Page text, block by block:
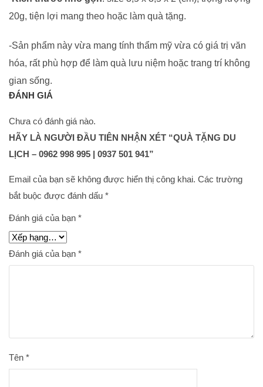
20g, tiện lợi mang theo hoặc làm quà tặng.
-Sản phẩm này vừa mang tính thẩm mỹ vừa có giá trị văn
hóa, rất phù hợp để làm quà lưu niệm hoặc trang trí không
gian sống.
ĐÁNH GIÁ
Chưa có đánh giá nào.
HÃY LÀ NGƯỜI ĐẦU TIÊN NHẬN XÉT “QUÀ TẶNG DU
LỊCH – 0962 998 995 | 0937 501 941”
Email của bạn sẽ không được hiển thị công khai. Các trường
bắt buộc được đánh dấu *
Đánh giá của bạn *
Đánh giá của bạn *
Tên *